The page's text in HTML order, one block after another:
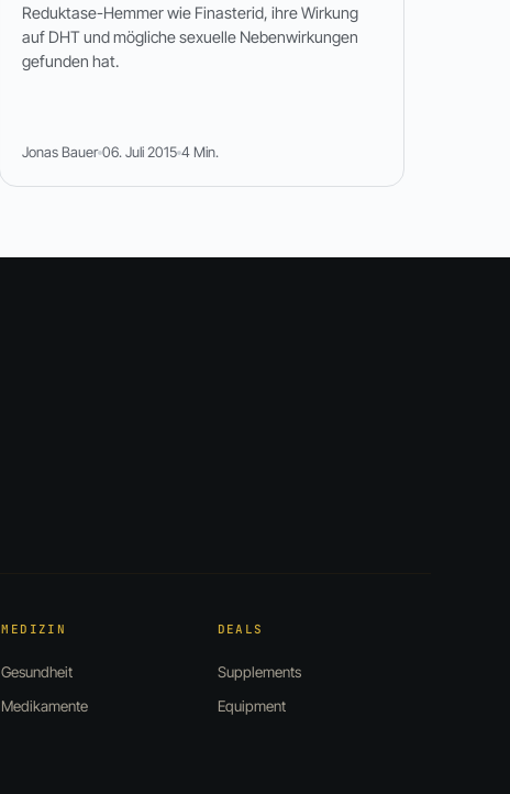
Reduktase-Hemmer wie Finasterid, ihre Wirkung
auf DHT und mögliche sexuelle Nebenwirkungen
gefunden hat.
Jonas Bauer 06. Juli 2015 4 Min.
MEDIZIN
Gesundheit
Medikamente
DEALS
Supplements
Equipment